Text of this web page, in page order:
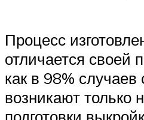
Процесс
отличается своей
как в 98% случаев
возникают только